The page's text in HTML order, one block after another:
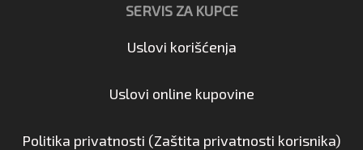
SERVIS ZA KUPCE
Uslovi korišćenja
Uslovi online kupovine
Politika privatnosti (Zaštita privatnosti korisnika)